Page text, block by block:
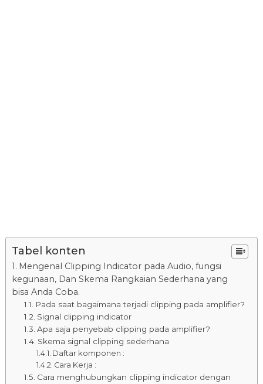
Tabel konten
Mengenal Clipping Indicator pada Audio, fungsi
kegunaan, Dan Skema Rangkaian Sederhana yang
bisa Anda Coba.
Pada saat bagaimana terjadi clipping pada amplifier?
Signal clipping indicator
Apa saja penyebab clipping pada amplifier?
Skema signal clipping sederhana
Daftar komponen :
Cara Kerja :
Cara menghubungkan clipping indicator dengan